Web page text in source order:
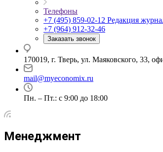
Телефоны
+7 (495) 859-02-12 Редакция
+7 (964) 912-32-46
Заказать звонок
170019, г. Тверь, ул. Маяковского, 33,
mail@myeconomix.ru
Пн. – Пт.: с 9:00 до 18:00
Менеджмент